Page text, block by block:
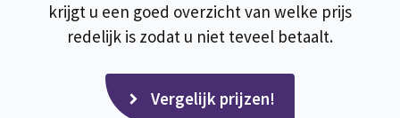
krijgt u een goed overzicht van welke prijs
redelijk is zodat u niet teveel betaalt.
Vergelijk prijzen!